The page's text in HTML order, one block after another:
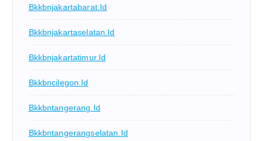
Bkkbnjakartabarat.id
Bkkbnjakartaselatan.id
Bkkbnjakartatimur.id
Bkkbncilegon.id
Bkkbntangerang.id
Bkkbntangerangselatan.id